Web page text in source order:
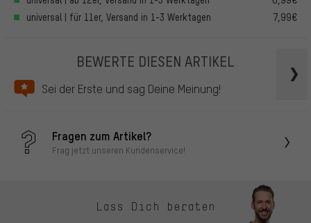
universal | für 11er, Versand in 1-3 Werktagen
7,99€
BEWERTE DIESEN ARTIKEL
Sei der Erste und sag Deine Meinung!
Fragen zum Artikel?
Frag jetzt unseren Kundenservice!
Lass Dich beraten